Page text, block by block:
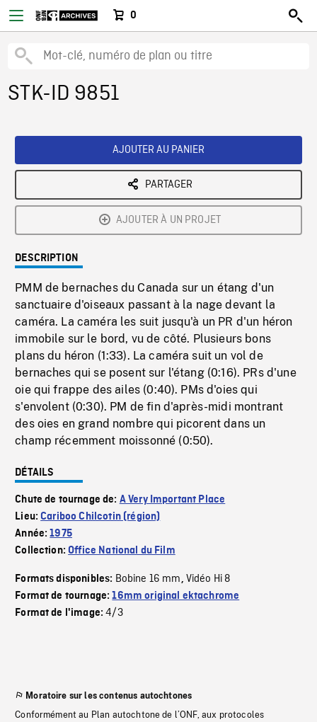
0
STK-ID 9851
AJOUTER AU PANIER
PARTAGER
AJOUTER À UN PROJET
DESCRIPTION
PMM de bernaches du Canada sur un étang d'un
sanctuaire d'oiseaux passant à la nage devant la
caméra. La caméra les suit jusqu'à un PR d'un héron
immobile sur le bord, vu de côté. Plusieurs bons
plans du héron (1:33). La caméra suit un vol de
bernaches qui se posent sur l'étang (0:16). PRs d'une
oie qui frappe des ailes (0:40). PMs d'oies qui
s'envolent (0:30). PM de fin d'après-midi montrant
des oies en grand nombre qui picorent dans un
champ récemment moissonné (0:50).
DÉTAILS
Chute de tournage de: A Very Important Place
Lieu:Cariboo Chilcotin (région)
Année:1975
Collection:Office National du Film
Formats disponibles: Bobine 16 mm, Vidéo Hi 8
Format de tournage:16mm original ektachrome
Format de l'image:4/3
Moratoire sur les contenus autochtones
Conformément au Plan autochtone de l’ONF, aux protocoles